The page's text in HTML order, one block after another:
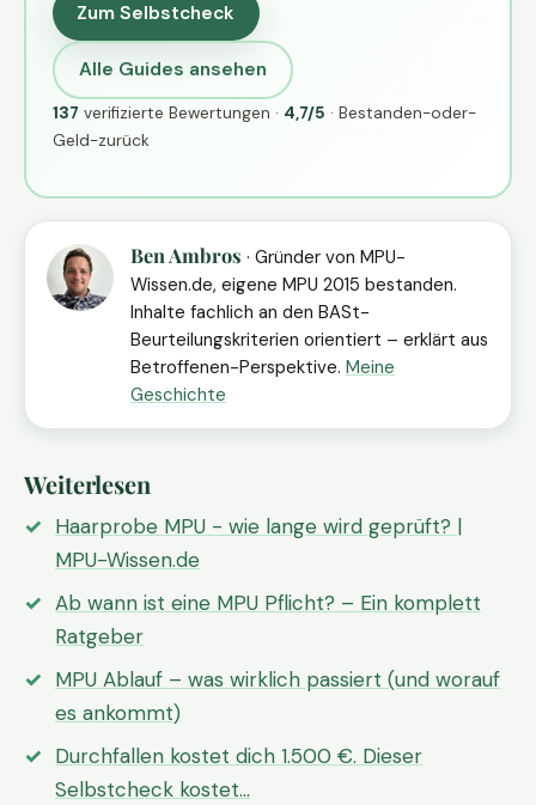
Zum Selbstcheck
Alle Guides ansehen
137 verifizierte Bewertungen · 4,7/5 · Bestanden-oder-
Geld-zurück
Ben Ambros · Gründer von MPU-
Wissen.de, eigene MPU 2015 bestanden.
Inhalte fachlich an den BASt-
Beurteilungskriterien orientiert – erklärt aus
Betroffenen-Perspektive. Meine
Geschichte
Weiterlesen
Haarprobe MPU - wie lange wird geprüft? |
MPU-Wissen.de
Ab wann ist eine MPU Pflicht? – Ein komplett
Ratgeber
MPU Ablauf – was wirklich passiert (und worauf
es ankommt)
Durchfallen kostet dich 1.500 €. Dieser
Selbstcheck kostet…